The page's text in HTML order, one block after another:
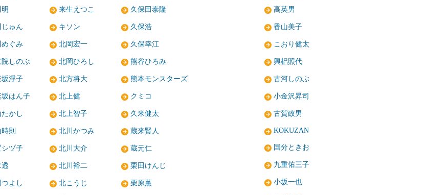
ゅん
めぐみ
院しのぶ
坂浮子
坂はん子
かし
則
シヅ子
よし
来生えつこ
キソン
北岡宏一
北岡ひろし
北方将大
北上健
北上智子
北川かつみ
北川大介
北川裕二
北こうじ
久保田泰隆
久保浩
久保幸江
熊谷ひろみ
熊本モンスターズ
クミコ
久米健太
蔵来賢人
蔵元仁
栗田けんじ
栗原薫
高英男
香山美子
こおり健太
興梠照代
古河しのぶ
小金沢昇司
古賀政男
KOKUZAN
国分ときお
九重佑三子
小坂一也